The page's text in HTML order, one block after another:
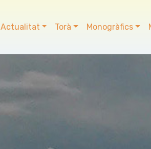
Actualitat Torà Monogràfics